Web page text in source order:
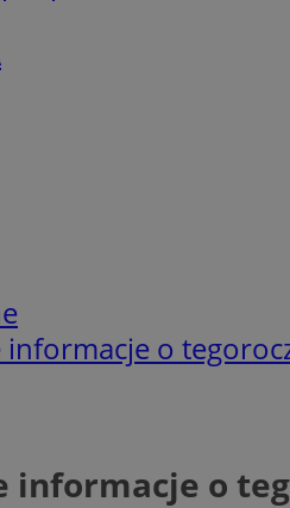
informacje o
informacje o